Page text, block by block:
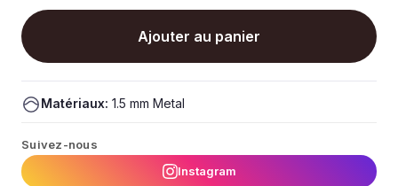
Ajouter au panier
Matériaux: 1.5 mm Metal
Suivez-nous
Instagram